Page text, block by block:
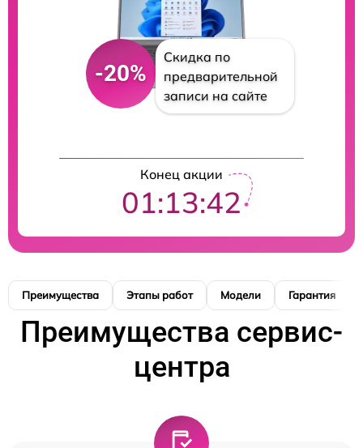
-20%
Скидка по
предварительной
записи на сайте
Конец акции
01:13:41
Преимущества Этапы работ Модели Гарантия
Преимущества сервис-
центра